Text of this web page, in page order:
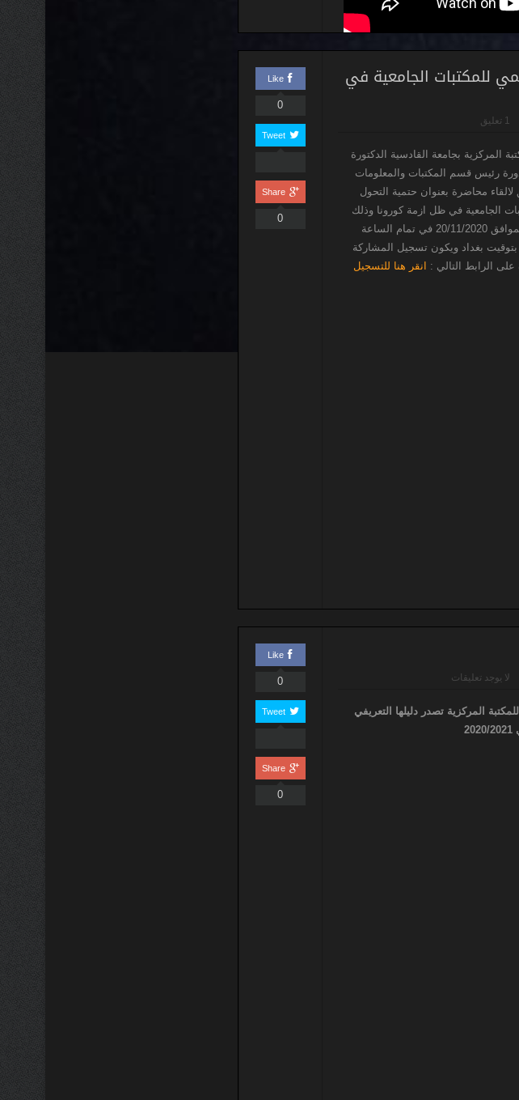
للمكتبات الجامعية في
1 تعليق
المركزية بجامعة القادسية الدكتورة
رئيس قسم المكتبات والمعلومات
محاضرة بعنوان حتمية التحول
الجامعية في ظل ازمة كورونا وذلك
يوم الجمعة الموافق 20/11/2020 في تمام الساعة
بتوقيت بغداد ويكون تسجيل المشاركة
الرابط التالي :
انقر هنا للتسجيل
Like
0
Tweet
Share
0
لا يوجد تعليقات
للمكتبة المركزية تصدر دليلها التعريفي
Like
0
Tweet
Share
0